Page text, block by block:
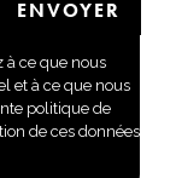
à ce que nous
et à ce que nous
politique de
de ces données